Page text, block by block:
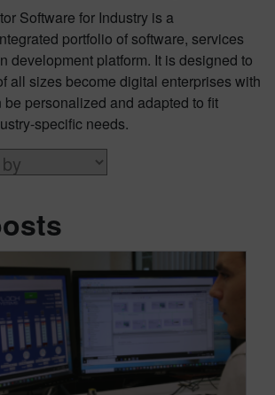
Software for Industry is a
portfolio of software, services
development platform. It is designed to
all sizes become digital enterprises with
be personalized and adapted ​to fit
specific needs.